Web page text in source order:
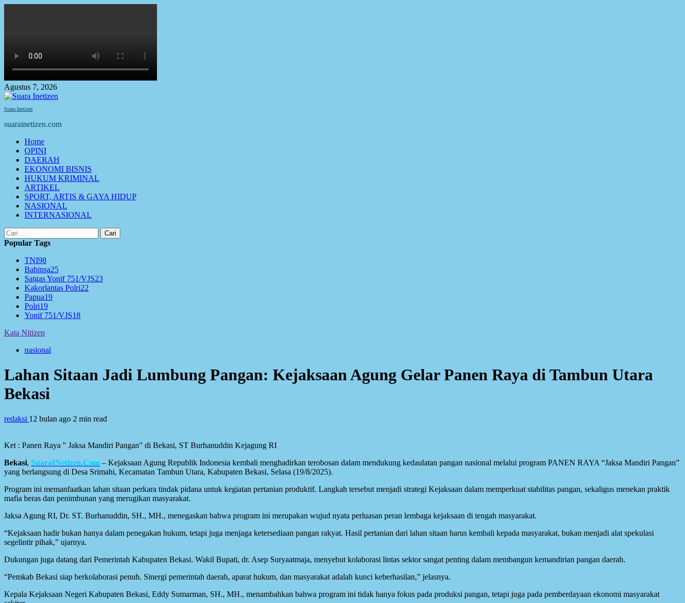
Agustus 7, 2026
Suara Inetizen
suarainetizen.com
Primary
Menu
Home
OPINI
DAERAH
EKONOMI BISNIS
HUKUM KRIMINAL
ARTIKEL
SPORT, ARTIS & GAYA HIDUP
NASIONAL
INTERNASIONAL
Cari
untuk:
Popular Tags
TNI98
Babinsa25
Satgas Yonif 751/VJS23
Kakorlantas Polri22
Papua19
Polri19
Yonif 751/VJS18
Kata Nitizen
nasional
Lahan Sitaan Jadi Lumbung Pangan: Kejaksaan Agung Gelar Panen Raya di Tambun Utara
Bekasi
redaksi 12 bulan ago 2 min read
Ket : Panen Raya " Jaksa Mandiri Pangan" di Bekasi, ST Burhanuddin Kejagung RI
Bekasi, SuaraINetizen.Com – Kejaksaan Agung Republik Indonesia kembali menghadirkan terobosan dalam mendukung kedaulatan pangan nasional melalui program PANEN RAYA “Jaksa Mandiri Pangan”
yang berlangsung di Desa Srimahi, Kecamatan Tambun Utara, Kabupaten Bekasi, Selasa (19/8/2025).
Program ini memanfaatkan lahan sitaan perkara tindak pidana untuk kegiatan pertanian produktif. Langkah tersebut menjadi strategi Kejaksaan dalam memperkuat stabilitas pangan, sekaligus menekan praktik
mafia beras dan penimbunan yang merugikan masyarakat.
Jaksa Agung RI, Dr. ST. Burhanuddin, SH., MH., menegaskan bahwa program ini merupakan wujud nyata perluasan peran lembaga kejaksaan di tengah masyarakat.
“Kejaksaan hadir bukan hanya dalam penegakan hukum, tetapi juga menjaga ketersediaan pangan rakyat. Hasil pertanian dari lahan sitaan harus kembali kepada masyarakat, bukan menjadi alat spekulasi
segelintir pihak,” ujarnya.
Dukungan juga datang dari Pemerintah Kabupaten Bekasi. Wakil Bupati, dr. Asep Suryaatmaja, menyebut kolaborasi lintas sektor sangat penting dalam membangun kemandirian pangan daerah.
“Pemkab Bekasi siap berkolaborasi penuh. Sinergi pemerintah daerah, aparat hukum, dan masyarakat adalah kunci keberhasilan,” jelasnya.
Kepala Kejaksaan Negeri Kabupaten Bekasi, Eddy Sumarman, SH., MH., menambahkan bahwa program ini tidak hanya fokus pada produksi pangan, tetapi juga pada pemberdayaan ekonomi masyarakat